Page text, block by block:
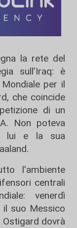
la rete del
sull’Iraq: è
per il
che coincide
di un
Non poteva
lui e la sua
l’ambiente
centrali
venerdì
il suo Messico
Ostigard dovrà